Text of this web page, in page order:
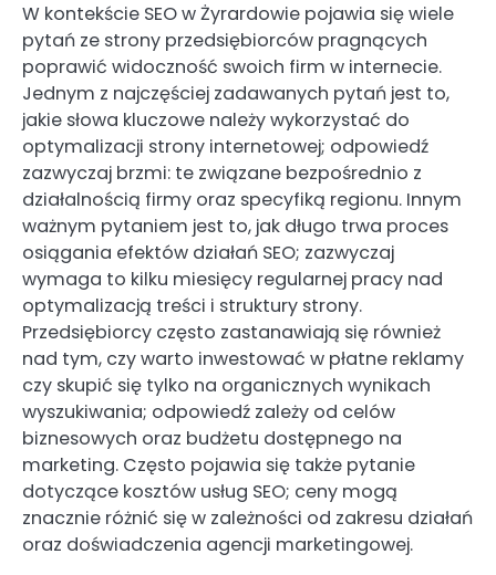
W kontekście SEO w Żyrardowie pojawia się wiele
pytań ze strony przedsiębiorców pragnących
poprawić widoczność swoich firm w internecie.
Jednym z najczęściej zadawanych pytań jest to,
jakie słowa kluczowe należy wykorzystać do
optymalizacji strony internetowej; odpowiedź
zazwyczaj brzmi: te związane bezpośrednio z
działalnością firmy oraz specyfiką regionu. Innym
ważnym pytaniem jest to, jak długo trwa proces
osiągania efektów działań SEO; zazwyczaj
wymaga to kilku miesięcy regularnej pracy nad
optymalizacją treści i struktury strony.
Przedsiębiorcy często zastanawiają się również
nad tym, czy warto inwestować w płatne reklamy
czy skupić się tylko na organicznych wynikach
wyszukiwania; odpowiedź zależy od celów
biznesowych oraz budżetu dostępnego na
marketing. Często pojawia się także pytanie
dotyczące kosztów usług SEO; ceny mogą
znacznie różnić się w zależności od zakresu działań
oraz doświadczenia agencji marketingowej.